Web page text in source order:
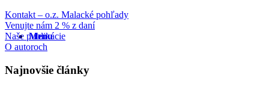
Menu
Kontakt – o.z. Malacké pohľady
Venujte nám 2 % z daní
Naše publikácie
O autoroch
Najnovšie články